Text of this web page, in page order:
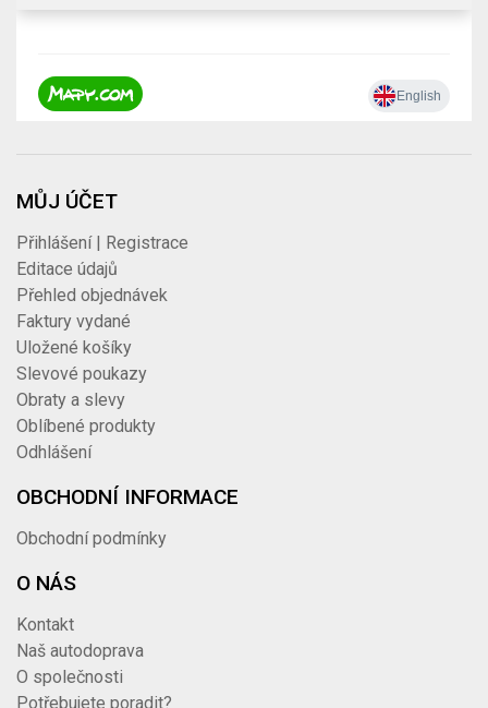
MŮJ ÚČET
Přihlášení | Registrace
Editace údajů
Přehled objednávek
Faktury vydané
Uložené košíky
Slevové poukazy
Obraty a slevy
Oblíbené produkty
Odhlášení
OBCHODNÍ INFORMACE
Obchodní podmínky
O NÁS
Kontakt
Naš autodoprava
O společnosti
Potřebujete poradit?